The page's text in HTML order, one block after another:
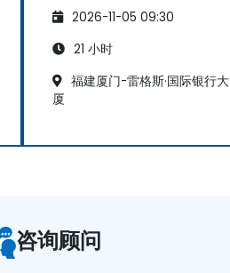
2026-11-05 09:30
21 小时
福建厦门-雷格斯·国际银行大
厦
咨询顾问